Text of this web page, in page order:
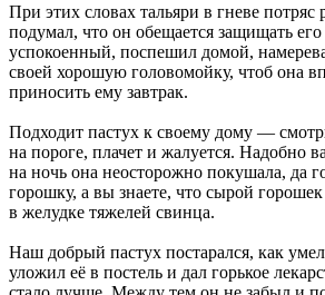
При этих словах тальяри в гневе потряс
подумал, что он обещается защищать его
успокоенный, поспешил домой,
своей хорошую головомойку, чтоб она
приносить ему завтрак.
Подходит пастух к своему дому —
на пороге, плачет и жалуется. Надобно
на ночь она неосторожно покушала, да
горошку, а вы знаете, что сырой
в желудке тяжелей свинца.
Наш добрый пастух постарался, как
уложил её в постель и дал горькое